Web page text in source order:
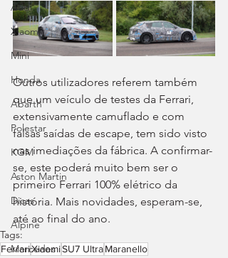
Audi
Xiaomi
Mini
Honda
Abarth
Polestar
KGM
Aston Martin
Dicas
Alpine
Mercedes
Outros utilizadores referem também
que um veículo de testes da Ferrari,
extensivamente camuflado e com
falsas saídas de escape, tem sido visto
nas imediações da fábrica. A confirmar-
se, este poderá muito bem ser o
primeiro Ferrari 100% elétrico da
história. Mais novidades, esperam-se,
até ao final do ano.
Tags:
FerrariXiaomiSU7 UltraMaranello